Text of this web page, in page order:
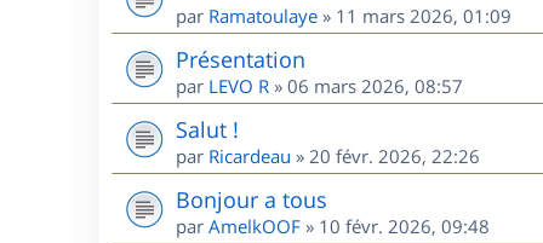
par Ramatoulaye » 11 mars 2026, 01:09
Présentation
par LEVO R » 06 mars 2026, 08:57
Salut !
par Ricardeau » 20 févr. 2026, 22:26
Bonjour a tous
par AmelkOOF » 10 févr. 2026, 09:48